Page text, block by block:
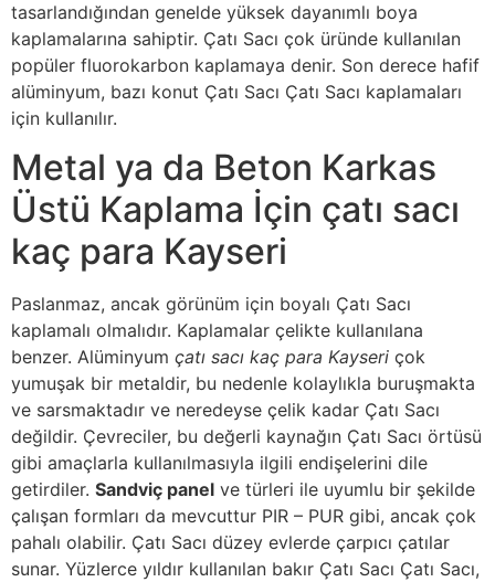
tasarlandığından genelde yüksek dayanımlı boya
kaplamalarına sahiptir. Çatı Sacı çok üründe kullanılan
popüler fluorokarbon kaplamaya denir. Son derece hafif
alüminyum, bazı konut Çatı Sacı Çatı Sacı kaplamaları
için kullanılır.
Metal ya da Beton Karkas
Üstü Kaplama İçin çatı sacı
kaç para Kayseri
Paslanmaz, ancak görünüm için boyalı Çatı Sacı
kaplamalı olmalıdır. Kaplamalar çelikte kullanılana
benzer. Alüminyum çatı sacı kaç para Kayseri çok
yumuşak bir metaldir, bu nedenle kolaylıkla buruşmakta
ve sarsmaktadır ve neredeyse çelik kadar Çatı Sacı
değildir. Çevreciler, bu değerli kaynağın Çatı Sacı örtüsü
gibi amaçlarla kullanılmasıyla ilgili endişelerini dile
getirdiler. Sandviç panel ve türleri ile uyumlu bir şekilde
çalışan formları da mevcuttur PIR – PUR gibi, ancak çok
pahalı olabilir. Çatı Sacı düzey evlerde çarpıcı çatılar
sunar. Yüzlerce yıldır kullanılan bakır Çatı Sacı Çatı Sacı,